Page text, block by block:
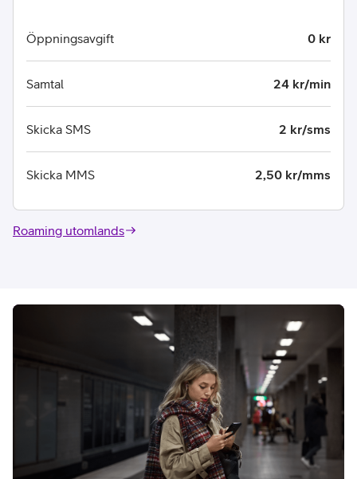
Öppningsavgift 0 kr
Samtal 24 kr/min
Skicka SMS 2 kr/sms
Skicka MMS 2,50 kr/mms
Roaming utomlands